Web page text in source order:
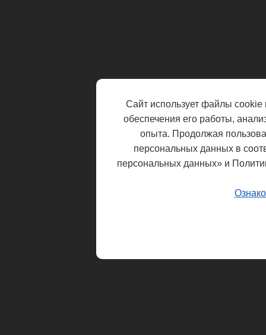
Сайт использует файлы cookie
обеспечения его работы,
опыта. Продолжая
персональных данных в
персональных данных» и